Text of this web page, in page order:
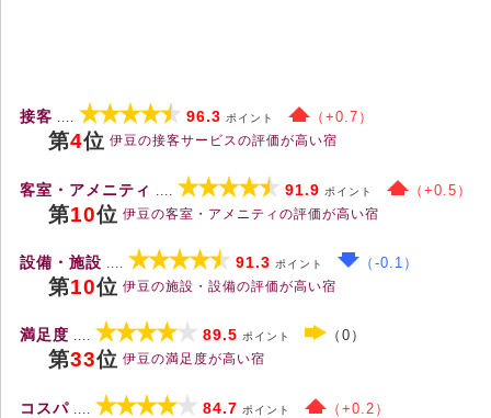
接客 .... 96.3 ポイント （+0.7）
第4位 伊豆の接客サービスの評価が高い宿
客室・アメニティ 91.9 ポイント （+0.5）
第10位 伊豆の客室・アメニティの評価が高い宿
設備・施設 .... 91.3 ポイント （-0.1）
第10位 伊豆の施設・設備の評価が高い宿
満足度 .... 89.5 ポイント （0）
第33位 伊豆の満足度が高い宿
コスパ 84.7 ポイント （+0.2）